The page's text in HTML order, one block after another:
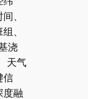
、
、
浇
天气
信
度融